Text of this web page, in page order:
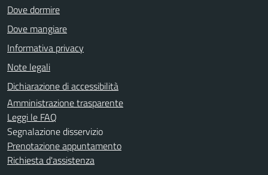
Dove dormire
Dove mangiare
Informativa privacy
Note legali
Dichiarazione di accessibilità
Amministrazione trasparente
Leggi le FAQ
Segnalazione disservizio
Prenotazione appuntamento
Richiesta d'assistenza